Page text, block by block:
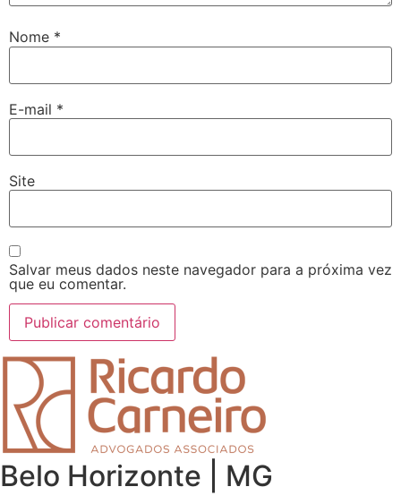
Nome *
E-mail *
Site
Salvar meus dados neste navegador para a próxima vez
que eu comentar.
Belo Horizonte | MG